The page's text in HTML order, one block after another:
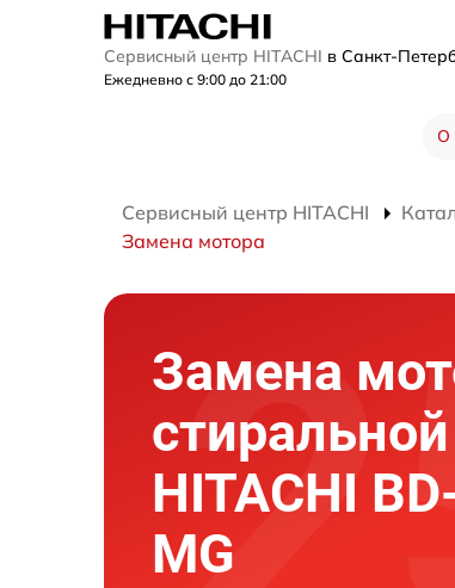
Сервисный центр HITACHI в Санкт-
Ежедневно с 9:00 до 21:00
О
Сервисный центр HITACHI
Замена мотора
Замена
HITACHI
MG